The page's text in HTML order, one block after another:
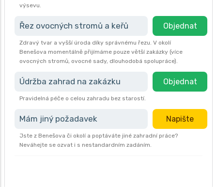
výsevu.
Řez ovocných stromů a keřů Objednat
Zdravý tvar a vyšší úroda díky správnému řezu. V okolí
Benešova momentálně přijímáme pouze větší zakázky (více
ovocných stromů, ovocné sady, dlouhodobá spolupráce).
Údržba zahrad na zakázku Objednat
Pravidelná péče o celou zahradu bez starostí.
Mám jiný požadavek Napište
Jste z Benešova či okolí a poptáváte jiné zahradní práce?
Neváhejte se ozvat i s nestandardním zadáním.